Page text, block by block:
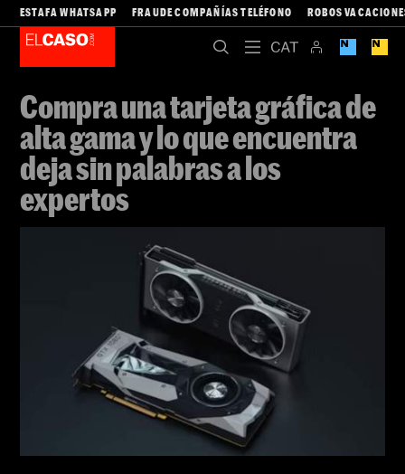
ESTAFA WHATSAPP FRAUDE COMPAÑÍAS TELÉFONO ROBOS
Compra una tarjeta gráfica de
alta gama y lo que encuentra
deja sin palabras a los
expertos